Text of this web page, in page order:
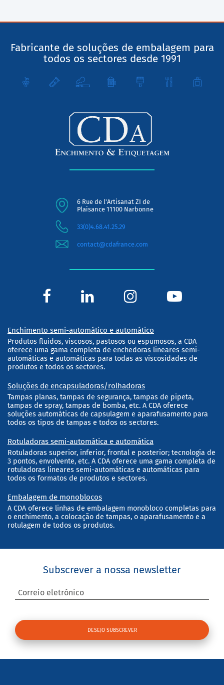
Fabricante de soluções de embalagem para
todos os sectores desde 1991
6 Rue de l'Artisanat ZI de
Plaisance 11100 Narbonne
33(0)4.68.41.25.29
contact@cdafrance.com
Enchimento semi-automático e automático
Produtos fluidos, viscosos, pastosos ou espumosos, a CDA
oferece uma gama completa de enchedoras lineares semi-
automáticas e automáticas para todas as viscosidades de
produtos e todos os sectores.
Soluções de encapsuladoras/rolhadoras
Tampas planas, tampas de segurança, tampas de pipeta,
tampas de spray, tampas de bomba, etc. A CDA oferece
soluções automáticas de capsulagem e aparafusamento para
todos os tipos de tampas e todos os sectores.
Rotuladoras semi-automática e automática
Rotuladoras superior, inferior, frontal e posterior; tecnologia de
3 pontos, envolvente, etc. A CDA oferece uma gama completa de
rotuladoras lineares semi-automáticas e automáticas para
todos os formatos de produtos e sectores.
Embalagem de monoblocos
A CDA oferece linhas de embalagem monobloco completas para
o enchimento, a colocação de tampas, o aparafusamento e a
rotulagem de todos os produtos.
Subscrever a nossa newsletter
Correio eletrónico